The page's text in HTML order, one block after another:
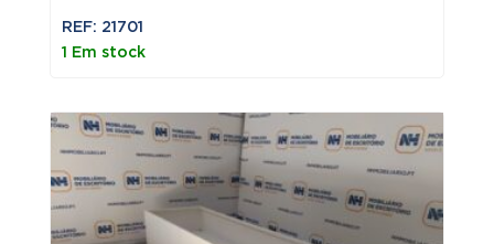
REF: 21701
1 Em stock